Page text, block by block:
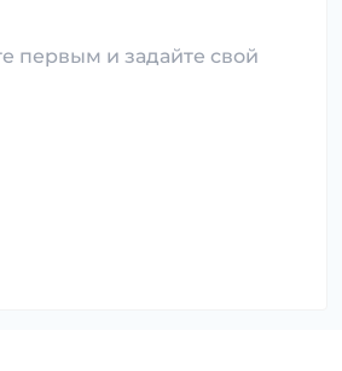
первым и задайте свой